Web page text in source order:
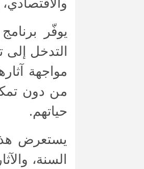
يوفّر
التدخل إلى
مواجهة
من دون
حياتهم.
يستعرض
السنة،